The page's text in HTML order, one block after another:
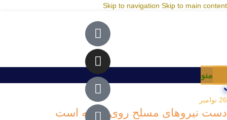
Skip to navigation Skip to main content
منو
26 نوامبر
دست نیروهای مسلح روی ماشه است